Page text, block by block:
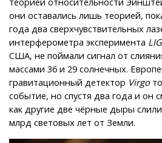
они оставались лишь теорией,
года два сверхчувствительных
интерферометра эксперимента
США, не поймали сигнал от
массами 36 и 29 солнечных.
гравитационный детектор Virgo
событие, но спустя два года и он
как другие две чёрные дыры
млрд световых лет от Земли.